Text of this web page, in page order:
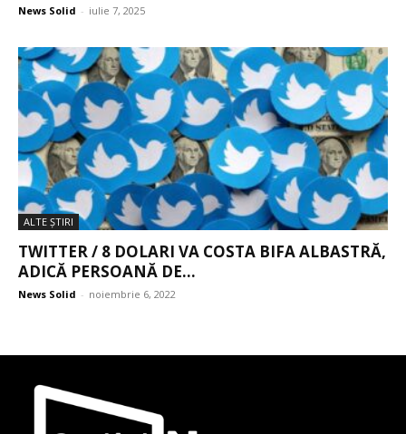
News Solid - iulie 7, 2025
ALTE ŞTIRI
TWITTER / 8 DOLARI VA COSTA BIFA ALBASTRĂ,
ADICĂ PERSOANĂ DE...
News Solid - noiembrie 6, 2022